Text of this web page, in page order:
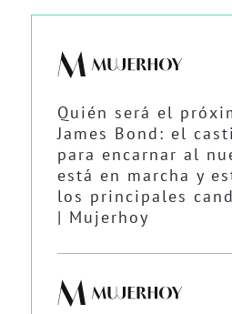
Quién será el
James Bond: el
para encarnar al
está en marcha y
los principales
| Mujerhoy